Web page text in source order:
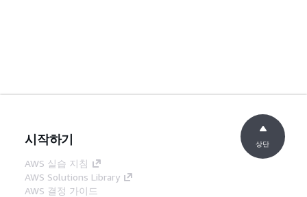
시작하기
AWS 실습 지침
AWS Solutions Library
AWS 결정 가이드
상단